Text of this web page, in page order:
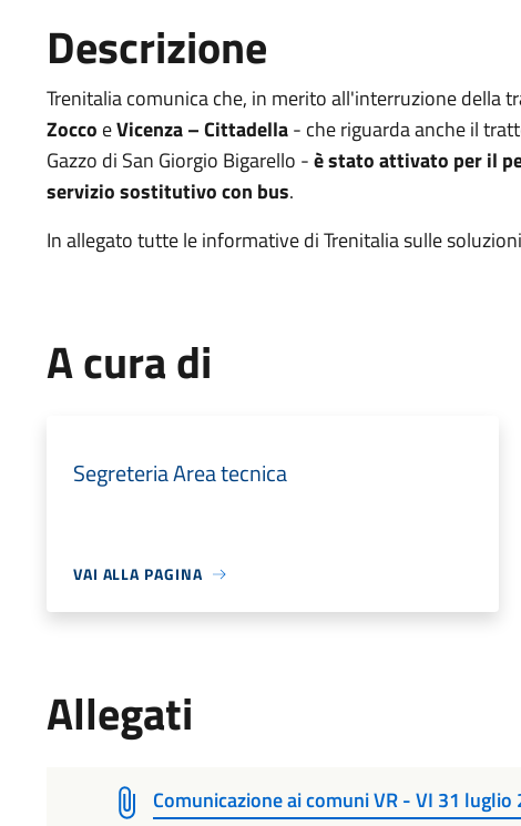
Descrizione
Trenitalia comunica che, in merito all'interruzione della
Zocco eVicenza – Cittadella- che riguarda anche il
Gazzo di San Giorgio Bigarello -è stato attivato per il
servizio sostitutivo con bus.
In allegato tutte le informative di Trenitalia sulle
A cura di
Segreteria Area tecnica
VAI ALLA PAGINA
Allegati
Comunicazione ai comuni VR - VI 31 luglio